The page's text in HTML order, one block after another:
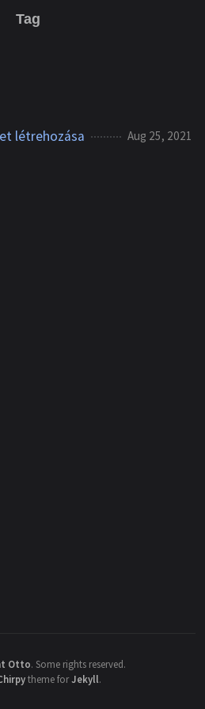
Tag
létrehozása Aug 25, 2021
Otto. Some rights reserved.
theme forJekyll.